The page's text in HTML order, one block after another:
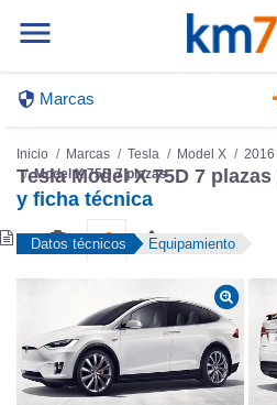
Marcas
Inicio Marcas Tesla Model X 2016
Model X 75D 7 plazas
Tesla Model X 75D 7 plazas
y ficha técnica
Datos técnicos Equipamiento